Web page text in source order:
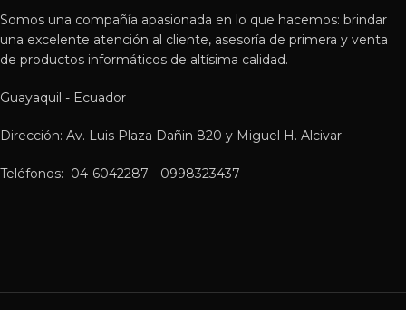
Somos una compañía apasionada en lo que hacemos: brindar
una excelente atención al cliente, asesoría de primera y venta
de productos informáticos de altísima calidad.
Guayaquil - Ecuador
Dirección: Av. Luis Plaza Dañin 820 y Miguel H. Alcivar
Teléfonos: 04-6042287 - 0998323437